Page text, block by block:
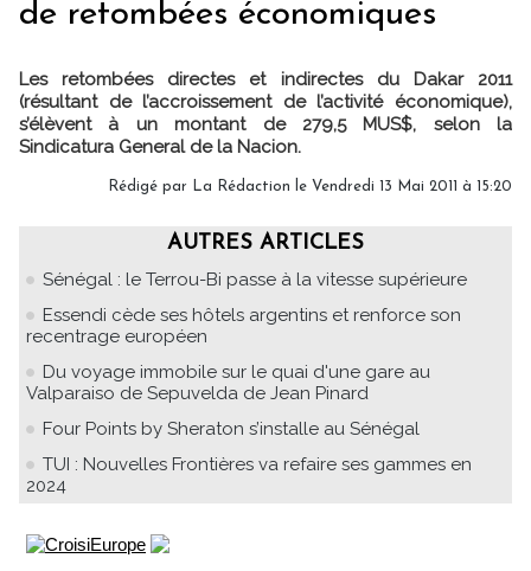
de retombées économiques
Les retombées directes et indirectes du Dakar 2011
(résultant de l’accroissement de l’activité économique),
s’élèvent à un montant de 279,5 MUS$, selon la
Sindicatura General de la Nacion.
Rédigé par La Rédaction le Vendredi 13 Mai 2011 à 15:20
AUTRES ARTICLES
Sénégal : le Terrou-Bi passe à la vitesse supérieure
Essendi cède ses hôtels argentins et renforce son
recentrage européen
Du voyage immobile sur le quai d'une gare au
Valparaiso de Sepuvelda de Jean Pinard
Four Points by Sheraton s’installe au Sénégal
TUI : Nouvelles Frontières va refaire ses gammes en
2024